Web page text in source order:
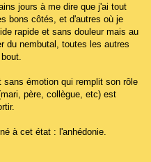
jours à me dire que j'ai tout
bons côtés, et d'autres où je
rapide et sans douleur mais au
du nembutal, toutes les autres
sans émotion qui remplit son rôle
père, collègue, etc) est
à cet état : l'anhédonie.